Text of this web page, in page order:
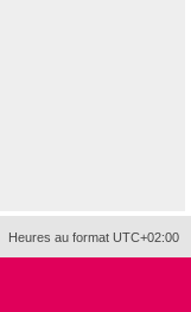
Heures au format UTC+02:00